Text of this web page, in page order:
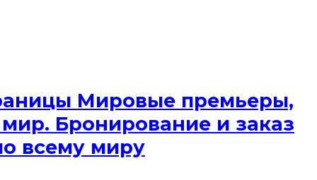
Мировые премьеры,
Бронирование и заказ
всему миру